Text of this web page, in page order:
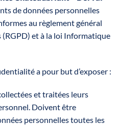
de données personnelles
au règlement général
et à la loi Informatique
a pour but d’exposer :
et traitées leurs
Doivent être
personnelles toutes les